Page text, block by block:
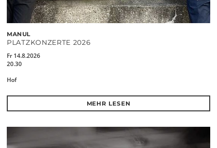
MANUL
PLATZKONZERTE 2026
Fr 14.8.2026
20.30
Hof
MEHR LESEN